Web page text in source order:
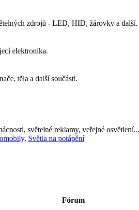
zdrojů - LED, HID, žárovky a další.
elektronika.
těla a další součásti.
světelné reklamy, veřejné osvětlení...
, Světla na potápění
Fórum